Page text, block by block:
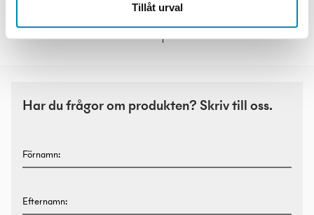
Tillåt urval
Atlas
Har du frågor om produkten? Skriv till oss.
Förnamn:
Efternamn: